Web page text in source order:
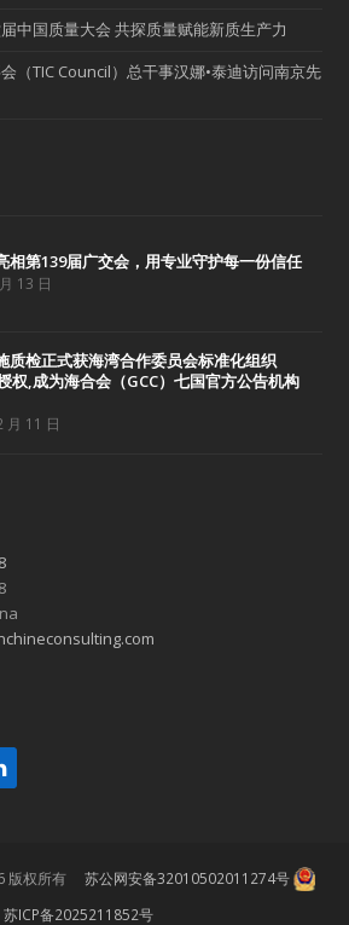
中国质量大会 共探质量赋能新质生产力
（TIC Council）总干事汉娜•泰迪访问南京先
相第139届广交会，用专业守护每一份信任
13 日
质检正式获海湾合作委员会标准化组织
权,成为海合会（GCC）七国官方公告机构
月 11 日
版权所有 苏公网安备32010502011274号
苏ICP备2025211852号